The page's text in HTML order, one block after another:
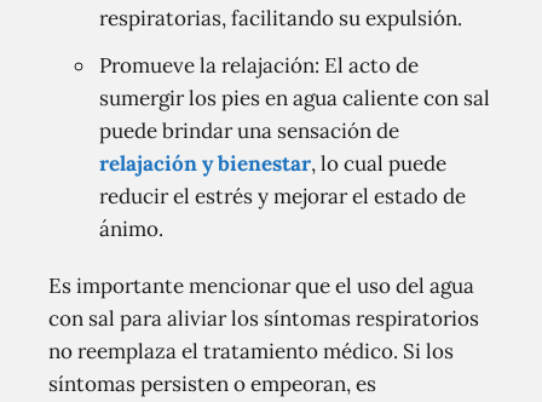
respiratorias, facilitando su expulsión.
Promueve la relajación: El acto de
sumergir los pies en agua caliente con sal
puede brindar una sensación de
relajación y bienestar, lo cual puede
reducir el estrés y mejorar el estado de
ánimo.
Es importante mencionar que el uso del agua
con sal para aliviar los síntomas respiratorios
no reemplaza el tratamiento médico. Si los
síntomas persisten o empeoran, es